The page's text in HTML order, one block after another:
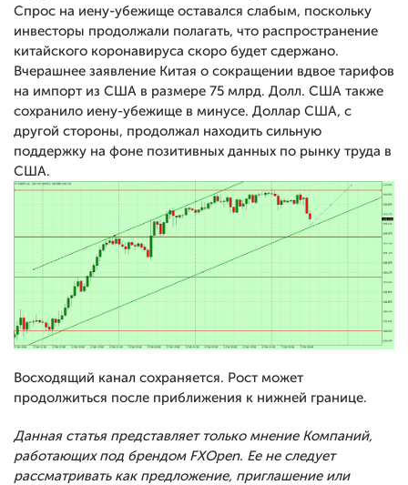
Спрос на иену-убежище оставался слабым, поскольку
инвесторы продолжали полагать, что распространение
китайского коронавируса скоро будет сдержано.
Вчерашнее заявление Китая о сокращении вдвое тарифов
на импорт из США в размере 75 млрд. Долл. США также
сохранило иену-убежище в минусе. Доллар США, с
другой стороны, продолжал находить сильную
поддержку на фоне позитивных данных по рынку труда в
США.
Восходящий канал сохраняется. Рост может
продолжиться после приближения к нижней границе.
Данная статья представляет только мнение Компаний,
работающих под брендом FXOpen. Ее не следует
рассматривать как предложение, приглашение или